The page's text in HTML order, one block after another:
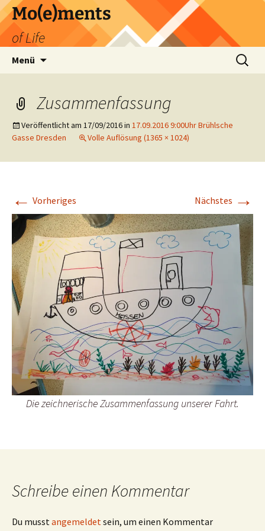
Zum
Inhalt
springen
Mo(e)ments
of Life
Menü
Suchen
nach:
Zusammenfassung
Veröffentlicht am 17/09/2016in 17.09.2016 9:00Uhr Brühlsche
Gasse Dresden
Volle Auflösung (1365 × 1024)
← Vorheriges Nächstes →
Die zeichnerische Zusammenfassung unserer Fahrt.
Schreibe einen Kommentar
Du musstangemeldetsein, um einen Kommentar